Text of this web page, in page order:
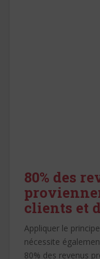
80% des
clients et
Appliquer le
nécessite
80% des revenus